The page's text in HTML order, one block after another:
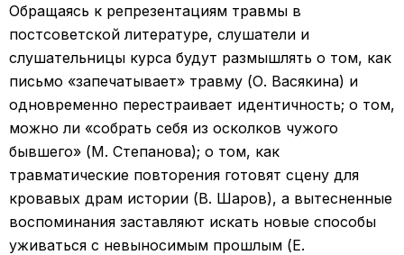
Обращаясь к репрезентациям травмы в
постсоветской литературе, слушатели и
слушательницы курса будут размышлять о том, как
письмо «запечатывает» травму (О. Васякина) и
одновременно перестраивает идентичность; о том,
можно ли «собрать себя из осколков чужого
бывшего» (М. Степанова); о том, как
травматические повторения готовят сцену для
кровавых драм истории (В. Шаров), а вытесненные
воспоминания заставляют искать новые способы
уживаться с невыносимым прошлым (Е.